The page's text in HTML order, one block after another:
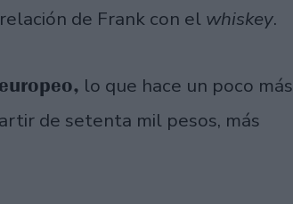
de Frank con el whiskey.
lo que hace un poco más
de setenta mil pesos, más